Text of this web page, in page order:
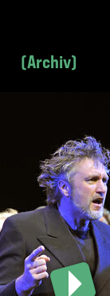
Archiv